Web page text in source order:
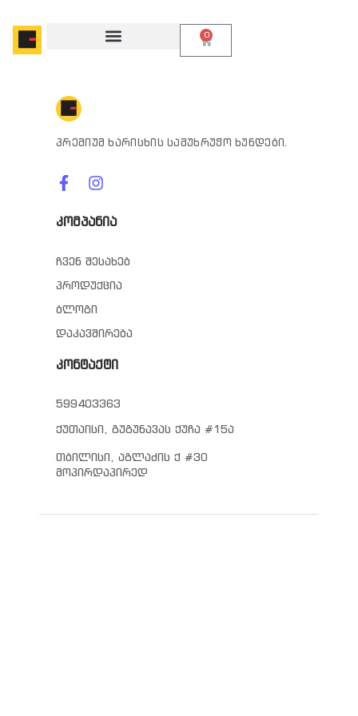
0
პრემიუმ ხარისხის სამუხრუჭო ხუნდები.
კომპანია
ჩვენ შესახებ
პროდუქცია
ბლოგი
დაკავშირება
კონტაქტი
599403363
ქუთაისი, გუგუნავას ქუჩა #15ა
თბილისი, აგლაძის ქ #30
მოპირდაპირედ